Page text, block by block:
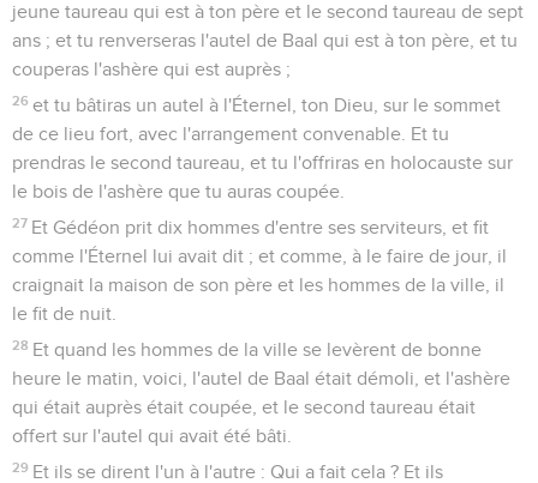
jeune taureau qui est à ton père et le second taureau de sept
ans ; et tu renverseras l'autel de Baal qui est à ton père, et tu
couperas l'ashère qui est auprès ;
26 et tu bâtiras un autel à l'Éternel, ton Dieu, sur le sommet
de ce lieu fort, avec l'arrangement convenable. Et tu
prendras le second taureau, et tu l'offriras en holocauste sur
le bois de l'ashère que tu auras coupée.
27 Et Gédéon prit dix hommes d'entre ses serviteurs, et fit
comme l'Éternel lui avait dit ; et comme, à le faire de jour, il
craignait la maison de son père et les hommes de la ville, il
le fit de nuit.
28 Et quand les hommes de la ville se levèrent de bonne
heure le matin, voici, l'autel de Baal était démoli, et l'ashère
qui était auprès était coupée, et le second taureau était
offert sur l'autel qui avait été bâti.
29 Et ils se dirent l'un à l'autre : Qui a fait cela ? Et ils